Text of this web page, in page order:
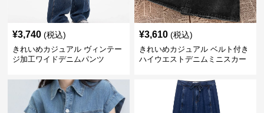
¥3,740 (税込)
きれいめカジュアル ヴィンテー
ジ加工ワイドデニムパンツ
¥3,610 (税込)
きれいめカジュアル ベルト付き
ハイウエストデニムミニスカー